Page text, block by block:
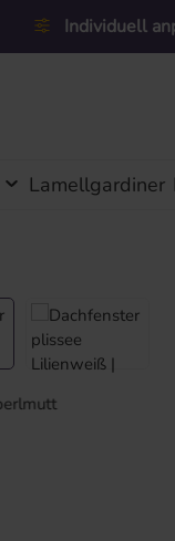
Individuell
Lamellgardiner